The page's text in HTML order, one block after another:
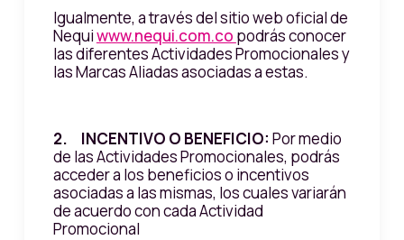
Igualmente, a través del sitio web oficial de
Nequiwww.nequi.com.co podrás conocer
las diferentes Actividades Promocionales y
las Marcas Aliadas asociadas a estas.
2. INCENTIVO O BENEFICIO: Por medio
de las Actividades Promocionales, podrás
acceder a los beneficios o incentivos
asociadas a las mismas, los cuales variarán
de acuerdo con cada Actividad
Promocional